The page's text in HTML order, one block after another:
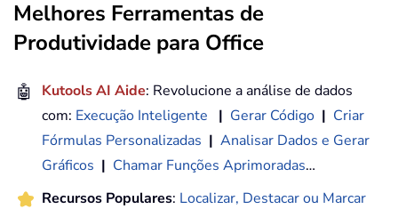
Melhores Ferramentas de
Produtividade para Office
🤖 Kutools AI Aide: Revolucione a análise de dados
com: Execução Inteligente | Gerar Código | Criar
Fórmulas Personalizadas | Analisar Dados e Gerar
Gráficos | Chamar Funções Aprimoradas…
Recursos Populares: Localizar, Destacar ou Marcar